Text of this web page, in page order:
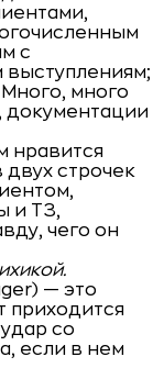
с
выступлениям;
Много, много
документации
нравится
строчек
и ТЗ,
чего он
— это
приходится
со
если в нем